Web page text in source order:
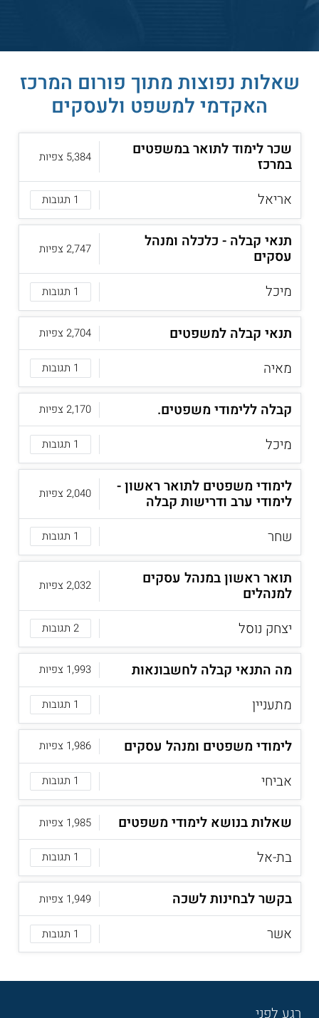
שאלות נפוצות מתוך פורום המרכז
האקדמי למשפט ולעסקים
שכר לימוד לתואר במשפטים
במרכז
אריאל
1 תגובות
5,384 צפיות
תנאי קבלה - כלכלה ומנהל
עסקים
מיכל
1 תגובות
2,747 צפיות
תנאי קבלה למשפטים
מאיה
1 תגובות
2,704 צפיות
קבלה ללימודי משפטים.
מיכל
1 תגובות
2,170 צפיות
לימודי משפטים לתואר ראשון -
לימודי ערב ודרישות קבלה
שחר
1 תגובות
2,040 צפיות
תואר ראשון במנהל עסקים
למנהלים
יצחק נוסל
2 תגובות
2,032 צפיות
מה התנאי קבלה לחשבונאות
מתעניין
1 תגובות
1,993 צפיות
לימודי משפטים ומנהל עסקים
אביחי
1 תגובות
1,986 צפיות
שאלות בנושא לימודי משפטים
בת-אל
1 תגובות
1,985 צפיות
בקשר לבחינות לשכה
אשר
1 תגובות
1,949 צפיות